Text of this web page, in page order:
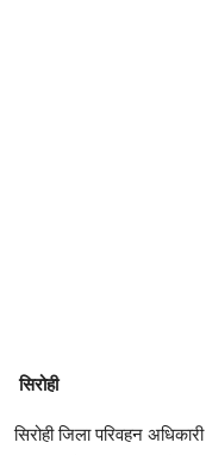
सिरोही
सिरोही जिला परिवहन